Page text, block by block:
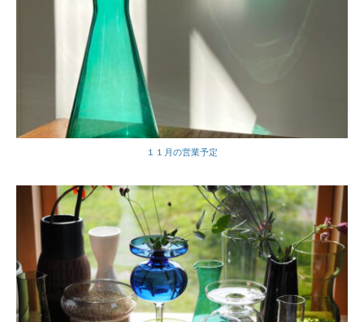
１１月の営業予定